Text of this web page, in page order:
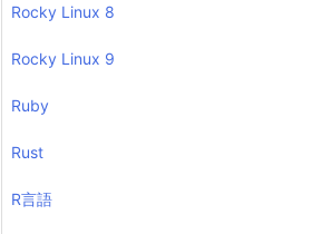
Rocky Linux 8
Rocky Linux 9
Ruby
Rust
R言語